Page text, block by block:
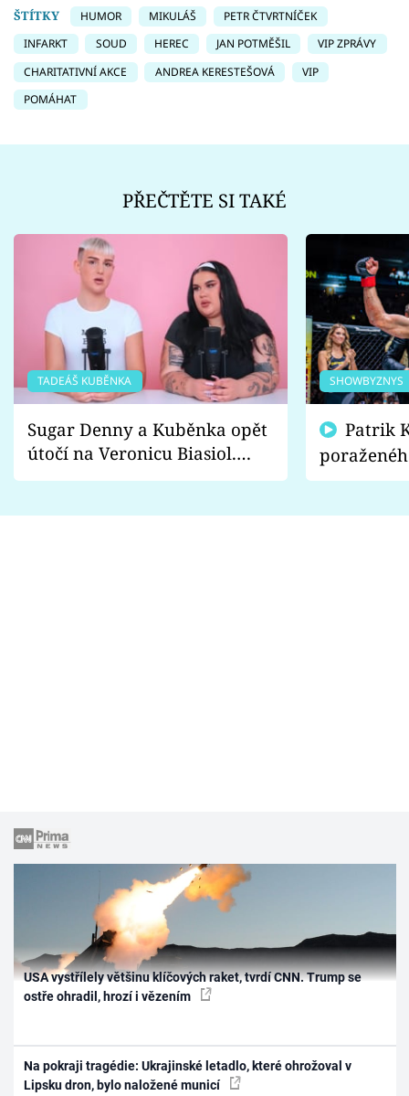
ŠTÍTKY
HUMOR MIKULÁŠ
PETR ČTVRTNÍČEK
INFARKT
SOUD HEREC JAN POTMĚŠIL
VIP ZPRÁVY
CHARITATIVNÍ AKCE
ANDREA KERESTEŠOVÁ
VIP
POMÁHAT
PŘEČTĚTE SI TAKÉ
TADEÁŠ KUBĚNKA
Sugar Denny a Kuběnka opět
útočí na Veronicu Biasiol.
Proč je podle nich falešná a
SHOWBYZNYS
fanoušci
USA vystřílely většinu klíčových raket, tvrdí CNN. Trump se
ostře ohradil, hrozí i vězením
Na pokraji tragédie: Ukrajinské letadlo, které ohrožoval v
Lipsku dron, bylo naložené municí